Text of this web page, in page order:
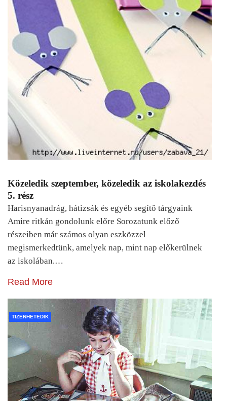
Közeledik szeptember, közeledik az iskolakezdés
5. rész
Harisnyanadrág, hátizsák és egyéb segítő tárgyaink
Amire ritkán gondolunk előre Sorozatunk előző
részeiben már számos olyan eszközzel
megismerkedtünk, amelyek nap, mint nap előkerülnek
az iskolában.…
Read More
TIZENHETEDIK